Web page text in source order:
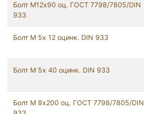
Болт М12x90 оц. ГОСТ 7798/7805/DIN
933
Болт М 5х 12 оцинк. DIN 933
Болт М 5х 40 оцинк. DIN 933
Болт М 8х200 оц. ГОСТ 7798/7805/DIN